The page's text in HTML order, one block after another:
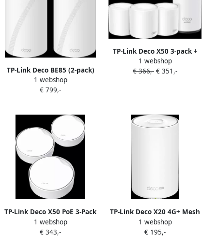
TP-Link Deco BE85 (2-pack)
1 webshop
€ 799,-
TP-Link Deco X50 3-pack +
Deco X50 Outdoor
1 webshop
€ 366,- € 351,-
TP-Link Deco X50 PoE 3-Pack
1 webshop
€ 343,-
TP-Link Deco X20 4G+ Mesh
router
1 webshop
€ 195,-